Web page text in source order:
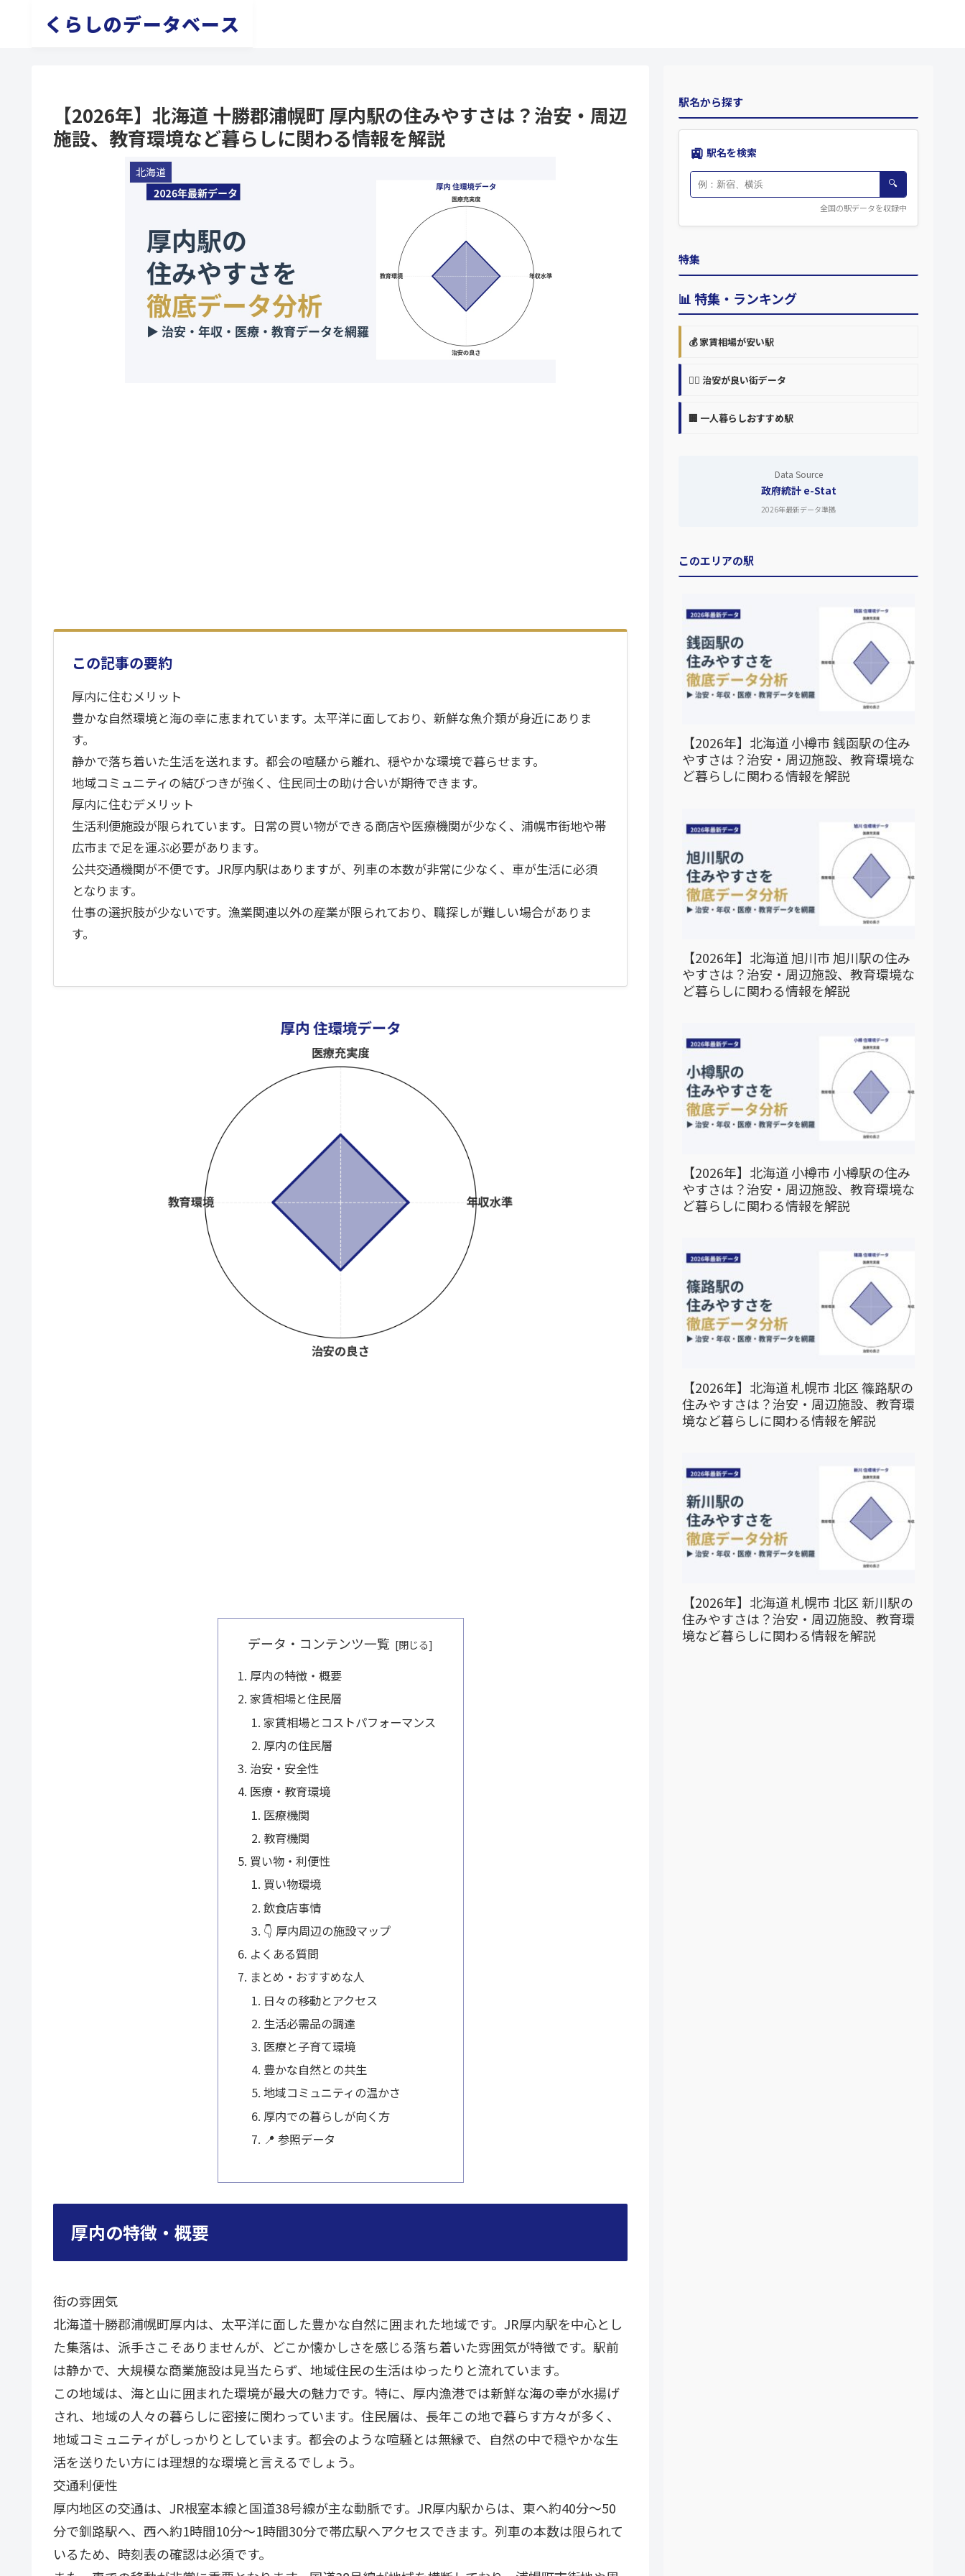
くらしのデータベース
【2026年】北海道 十勝郡浦幌町 厚内駅の住みやすさは？治安・周辺
施設、教育環境など暮らしに関わる情報を解説
北海道
この記事の要約
厚内に住むメリット
豊かな自然環境と海の幸に恵まれています。太平洋に面しており、新鮮な魚介類が身近にありま
す。
静かで落ち着いた生活を送れます。都会の喧騒から離れ、穏やかな環境で暮らせます。
地域コミュニティの結びつきが強く、住民同士の助け合いが期待できます。
厚内に住むデメリット
生活利便施設が限られています。日常の買い物ができる商店や医療機関が少なく、浦幌市街地や帯
広市まで足を運ぶ必要があります。
公共交通機関が不便です。JR厚内駅はありますが、列車の本数が非常に少なく、車が生活に必須
となります。
仕事の選択肢が少ないです。漁業関連以外の産業が限られており、職探しが難しい場合がありま
す。
データ・コンテンツ一覧
厚内の特徴・概要
家賃相場と住民層
家賃相場とコストパフォーマンス
厚内の住民層
治安・安全性
医療・教育環境
医療機関
教育機関
買い物・利便性
買い物環境
飲食店事情
👇 厚内周辺の施設マップ
よくある質問
まとめ・おすすめな人
日々の移動とアクセス
生活必需品の調達
医療と子育て環境
豊かな自然との共生
地域コミュニティの温かさ
厚内での暮らしが向く方
📍 参照データ
厚内の特徴・概要
街の雰囲気
北海道十勝郡浦幌町厚内は、太平洋に面した豊かな自然に囲まれた地域です。JR厚内駅を中心とし
た集落は、派手さこそありませんが、どこか懐かしさを感じる落ち着いた雰囲気が特徴です。駅前
は静かで、大規模な商業施設は見当たらず、地域住民の生活はゆったりと流れています。
この地域は、海と山に囲まれた環境が最大の魅力です。特に、厚内漁港では新鮮な海の幸が水揚げ
され、地域の人々の暮らしに密接に関わっています。住民層は、長年この地で暮らす方々が多く、
地域コミュニティがしっかりとしています。都会のような喧騒とは無縁で、自然の中で穏やかな生
活を送りたい方には理想的な環境と言えるでしょう。
交通利便性
厚内地区の交通は、JR根室本線と国道38号線が主な動脈です。JR厚内駅からは、東へ約40分〜50
分で釧路駅へ、西へ約1時間10分〜1時間30分で帯広駅へアクセスできます。列車の本数は限られて
いるため、時刻表の確認は必須です。
駅名から探す
🚉 駅名を検索
🔍
全国の駅データを収録中
特集
📊 特集・ランキング
💰 家賃相場が安い駅
👮‍♀️ 治安が良い街データ
🏢 一人暮らしおすすめ駅
Data Source
政府統計 e-Stat
2026年最新データ準拠
このエリアの駅
【2026年】北海道 小樽市 銭函駅の住み
やすさは？治安・周辺施設、教育環境な
ど暮らしに関わる情報を解説
【2026年】北海道 旭川市 旭川駅の住み
やすさは？治安・周辺施設、教育環境な
ど暮らしに関わる情報を解説
【2026年】北海道 小樽市 小樽駅の住み
やすさは？治安・周辺施設、教育環境な
ど暮らしに関わる情報を解説
【2026年】北海道 札幌市 北区 篠路駅の
住みやすさは？治安・周辺施設、教育環
境など暮らしに関わる情報を解説
【2026年】北海道 札幌市 北区 新川駅の
住みやすさは？治安・周辺施設、教育環
境など暮らしに関わる情報を解説